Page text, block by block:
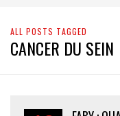
ALL POSTS TAGGED
CANCER DU SEIN